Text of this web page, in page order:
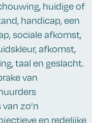
huidige of
handicap, een
sociale afkomst,
afkomst,
taal en geslacht.
van
zo’n
en redelijke